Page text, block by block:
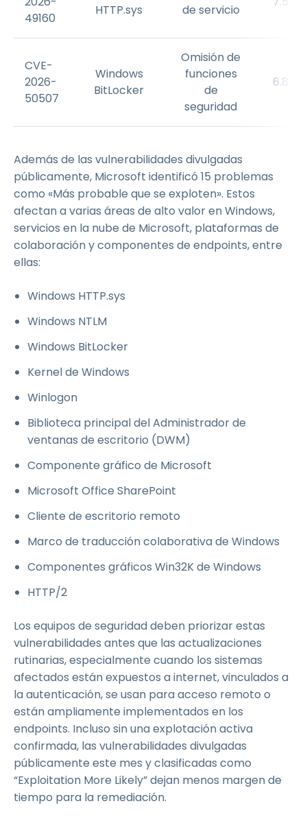
49160
HTTP.sys
de servicio
CVE-
2026-
50507
Windows
BitLocker
Omisión de
funciones
de
seguridad
6.8
Además de las vulnerabilidades divulgadas
públicamente, Microsoft identificó 15 problemas
como «Más probable que se exploten». Estos
afectan a varias áreas de alto valor en Windows,
servicios en la nube de Microsoft, plataformas de
colaboración y componentes de endpoints, entre
ellas:
Windows HTTP.sys
Windows NTLM
Windows BitLocker
Kernel de Windows
Winlogon
Biblioteca principal del Administrador de
ventanas de escritorio (DWM)
Componente gráfico de Microsoft
Microsoft Office SharePoint
Cliente de escritorio remoto
Marco de traducción colaborativa de Windows
Componentes gráficos Win32K de Windows
HTTP/2
Los equipos de seguridad deben priorizar estas
vulnerabilidades antes que las actualizaciones
rutinarias, especialmente cuando los sistemas
afectados están expuestos a internet, vinculados a
la autenticación, se usan para acceso remoto o
están ampliamente implementados en los
endpoints. Incluso sin una explotación activa
confirmada, las vulnerabilidades divulgadas
públicamente este mes y clasificadas como
“Exploitation More Likely” dejan menos margen de
tiempo para la remediación.